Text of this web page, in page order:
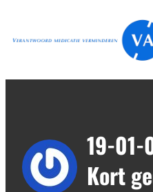
naar
inhoud
Vereniging
Verantwoord afbouwen
19-01-
Kort